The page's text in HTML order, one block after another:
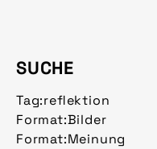
SUCHE
Tag:reflektion
Format:Bilder
Format:Meinung